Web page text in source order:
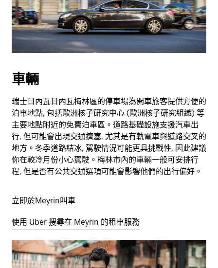
車輛
瑞士日內瓦日內瓦梅林區的停車場為開車旅客提供方便的
泊車地點, 包括歐洲核子研究中心 (歐洲核子研究組織) 等
主要地點附近的免費泊車區。道路基礎設施支援汽車出
行, 但可能會出現交通擠塞, 尤其是有軌電車與道路交叉的
地方。冬季道路結冰, 駕駛情況可能更具挑戰性, 因此建議
你在較冷月份小心駕駛。梅林市內的車輛一般可安排行
程, 但是否有公共交通選項可能會影響他們的出行偏好。
立即於Meyrin叫車
使用 Uber 搜尋在 Meyrin 的租車服務